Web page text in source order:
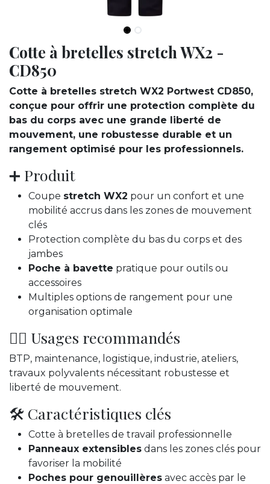
Cotte à bretelles stretch WX2 -
CD850
Cotte à bretelles stretch WX2 Portwest CD850,
conçue pour offrir une protection complète du
bas du corps avec une grande liberté de
mouvement, une robustesse durable et un
rangement optimisé pour les professionnels.
➕ Produit
Coupe stretch WX2 pour un confort et une
mobilité accrus dans les zones de mouvement
clés
Protection complète du bas du corps et des
jambes
Poche à bavette pratique pour outils ou
accessoires
Multiples options de rangement pour une
organisation optimale
👷‍♂️ Usages recommandés
BTP, maintenance, logistique, industrie, ateliers,
travaux polyvalents nécessitant robustesse et
liberté de mouvement.
🛠️ Caractéristiques clés
Cotte à bretelles de travail professionnelle
Panneaux extensibles dans les zones clés pour
favoriser la mobilité
Poches pour genouillères avec accès par le